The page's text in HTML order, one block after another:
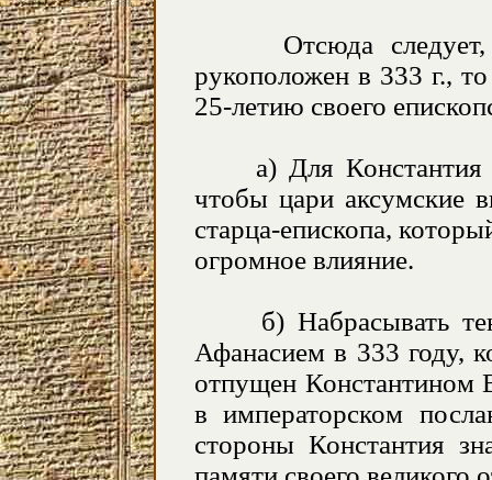
Отсюда следует,
рукоположен в 333 г.,
25-летию своего
а) Для Константия
чтобы цари аксумские
старца-епископа,
огромное влияние.
б) Набрасывать
Афанасием в 333 году,
отпущен Константином
в императорском
стороны Константия